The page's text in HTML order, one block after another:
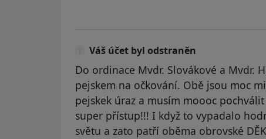
Váš účet byl odstraněn
Do ordinace Mvdr. Slovákové a Mvdr.
pejskem na očkování. Obě jsou moc
pejskek úraz a musím moooc
super přístup!!! I když to vypadalo
světu a zato patří oběma obrovské